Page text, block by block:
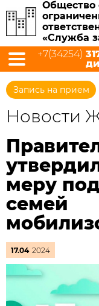
Общество
«Служба
+7(34254)
Запись на прием
Новости
меру
семей
17.04 2024